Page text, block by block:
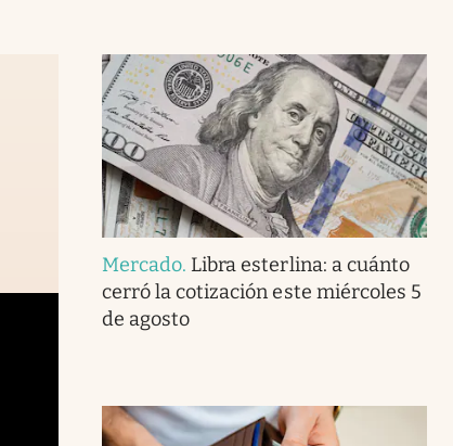
Mercado. Libra esterlina: a cuánto
cerró la cotización este miércoles 5
de agosto